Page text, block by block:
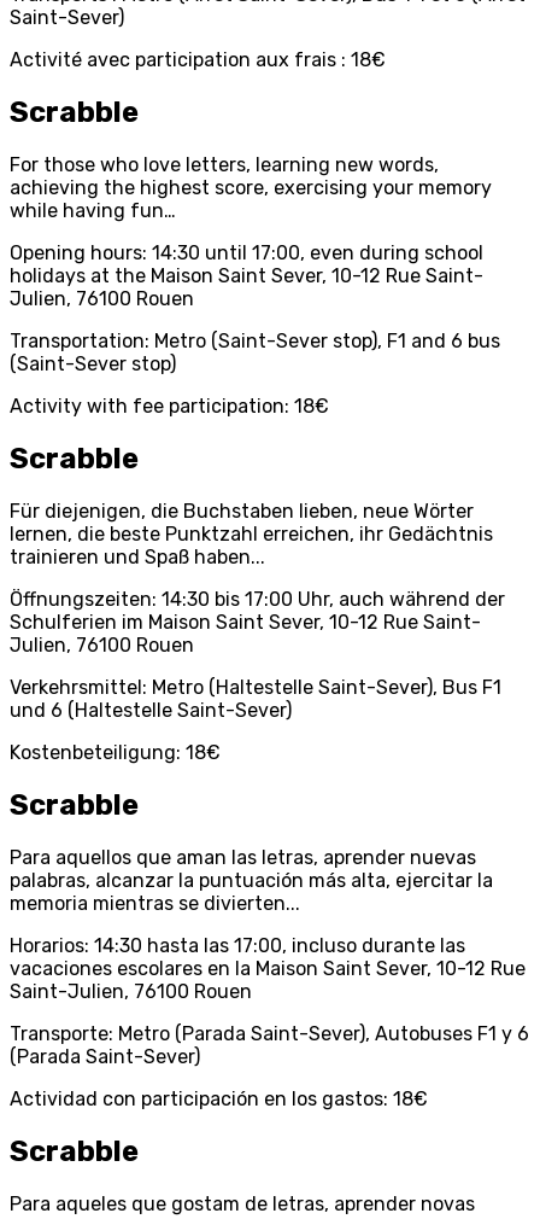
Saint-Sever)
Activité avec participation aux frais : 18€
Scrabble
For those who love letters, learning new words,
achieving the highest score, exercising your memory
while having fun…
Opening hours: 14:30 until 17:00, even during school
holidays at the Maison Saint Sever, 10-12 Rue Saint-
Julien, 76100 Rouen
Transportation: Metro (Saint-Sever stop), F1 and 6 bus
(Saint-Sever stop)
Activity with fee participation: 18€
Scrabble
Für diejenigen, die Buchstaben lieben, neue Wörter
lernen, die beste Punktzahl erreichen, ihr Gedächtnis
trainieren und Spaß haben...
Öffnungszeiten: 14:30 bis 17:00 Uhr, auch während der
Schulferien im Maison Saint Sever, 10-12 Rue Saint-
Julien, 76100 Rouen
Verkehrsmittel: Metro (Haltestelle Saint-Sever), Bus F1
und 6 (Haltestelle Saint-Sever)
Kostenbeteiligung: 18€
Scrabble
Para aquellos que aman las letras, aprender nuevas
palabras, alcanzar la puntuación más alta, ejercitar la
memoria mientras se divierten...
Horarios: 14:30 hasta las 17:00, incluso durante las
vacaciones escolares en la Maison Saint Sever, 10-12 Rue
Saint-Julien, 76100 Rouen
Transporte: Metro (Parada Saint-Sever), Autobuses F1 y 6
(Parada Saint-Sever)
Actividad con participación en los gastos: 18€
Scrabble
Para aqueles que gostam de letras, aprender novas